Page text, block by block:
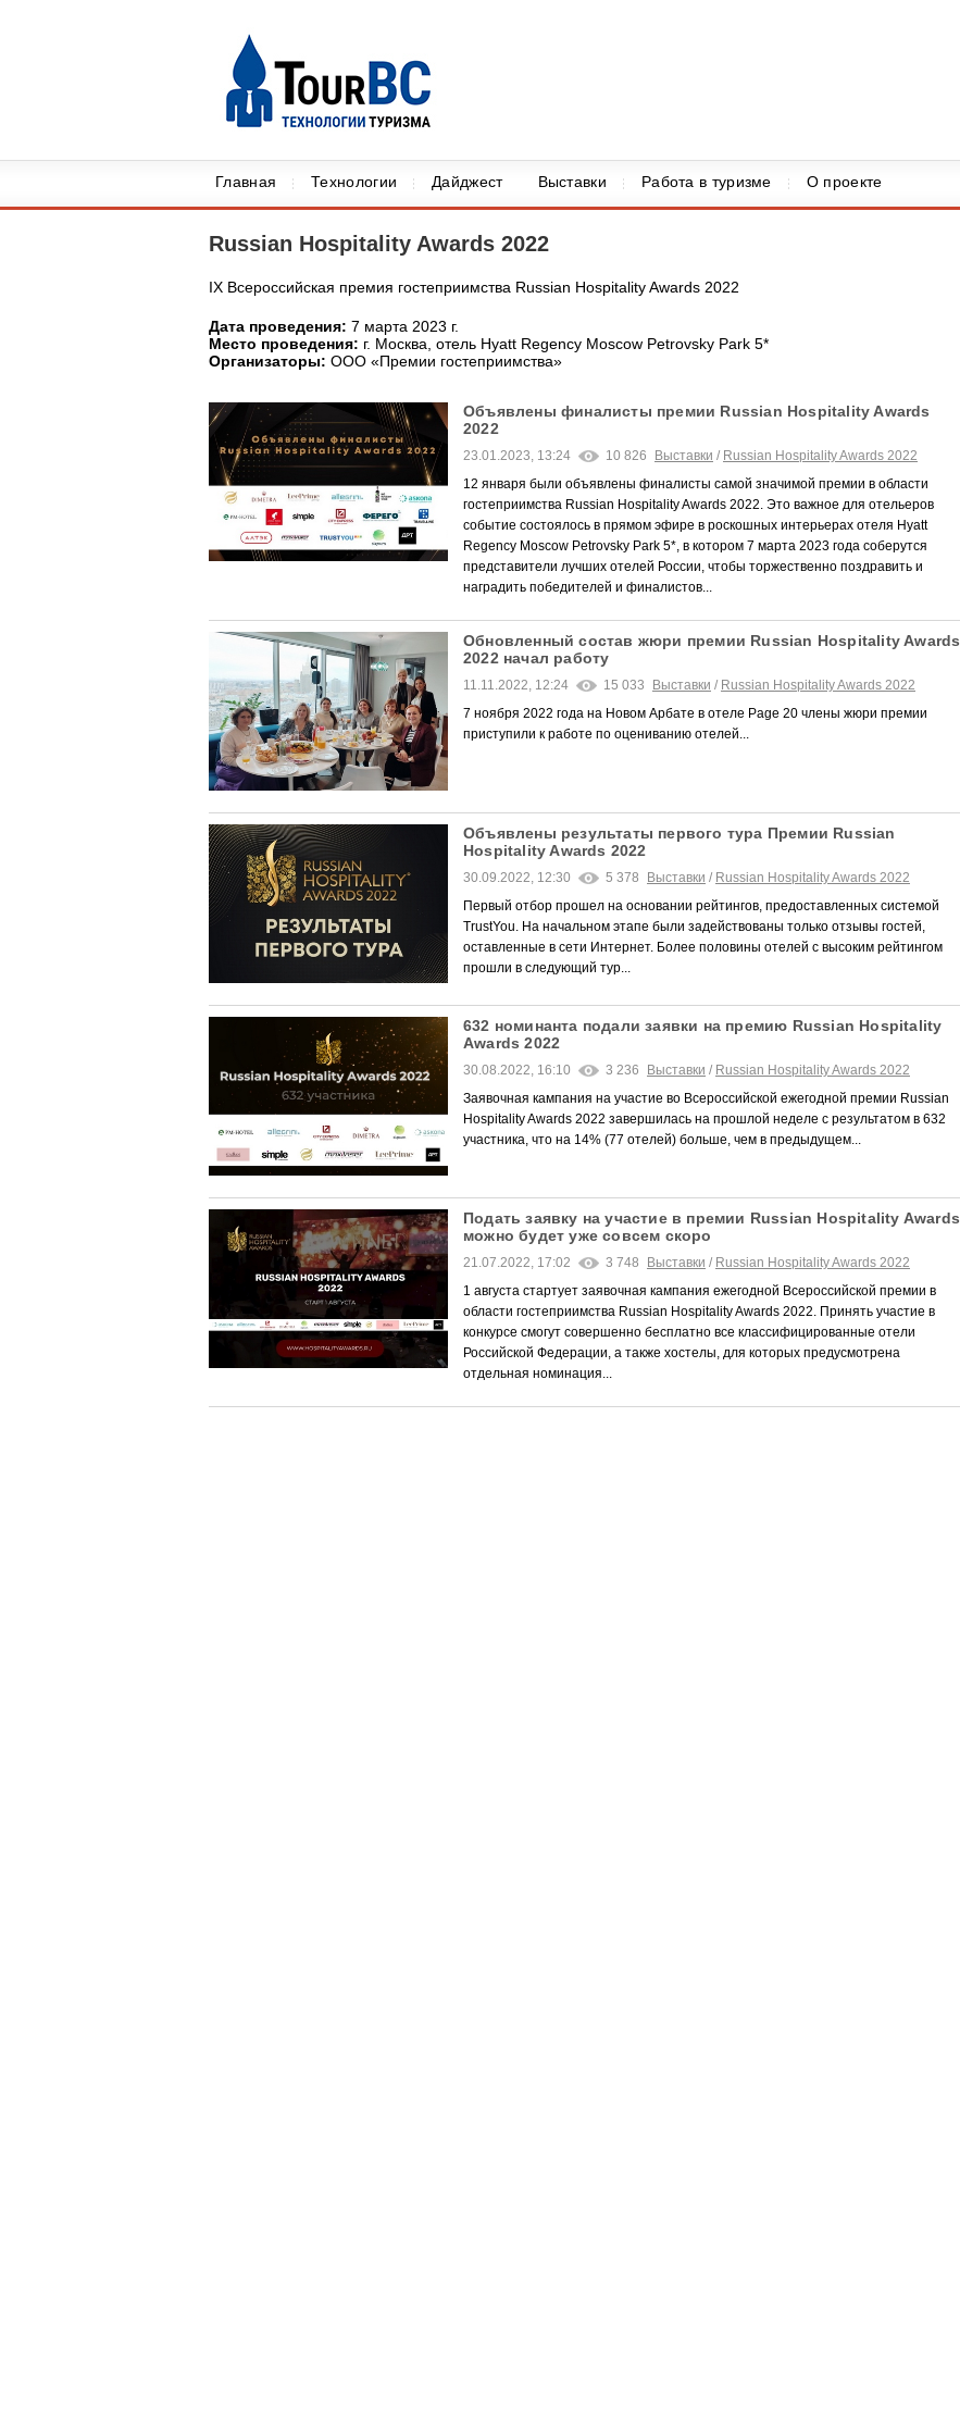
Главная Технологии Дайджест Выставки Работа в туризме О проекте
Russian Hospitality Awards 2022
IX Всероссийская премия гостеприимства Russian Hospitality Awards 2022
Дата проведения: 7 марта 2023 г.
Место проведения: г. Москва, отель Hyatt Regency Moscow Petrovsky Park 5*
Организаторы: ООО «Премии гостеприимства»
Объявлены финалисты премии Russian Hospitality Awards
2022
23.01.2023, 13:24 10 826 Выставки / Russian Hospitality Awards 2022
12 января были объявлены финалисты самой значимой премии в области
гостеприимства Russian Hospitality Awards 2022. Это важное для отельеров
событие состоялось в прямом эфире в роскошных интерьерах отеля Hyatt
Regency Moscow Petrovsky Park 5*, в котором 7 марта 2023 года соберутся
представители лучших отелей России, чтобы торжественно поздравить и
наградить победителей и финалистов...
Обновленный состав жюри премии Russian Hospitality Awards
2022 начал работу
11.11.2022, 12:24 15 033 Выставки / Russian Hospitality Awards 2022
7 ноября 2022 года на Новом Арбате в отеле Page 20 члены жюри премии
приступили к работе по оцениванию отелей...
Объявлены результаты первого тура Премии Russian
Hospitality Awards 2022
30.09.2022, 12:30 5 378 Выставки / Russian Hospitality Awards 2022
Первый отбор прошел на основании рейтингов, предоставленных системой
TrustYou. На начальном этапе были задействованы только отзывы гостей,
оставленные в сети Интернет. Более половины отелей с высоким рейтингом
прошли в следующий тур...
632 номинанта подали заявки на премию Russian Hospitality
Awards 2022
30.08.2022, 16:10 3 236 Выставки / Russian Hospitality Awards 2022
Заявочная кампания на участие во Всероссийской ежегодной премии Russian
Hospitality Awards 2022 завершилась на прошлой неделе с результатом в 632
участника, что на 14% (77 отелей) больше, чем в предыдущем...
Подать заявку на участие в премии Russian Hospitality Awards
можно будет уже совсем скоро
21.07.2022, 17:02 3 748 Выставки / Russian Hospitality Awards 2022
1 августа стартует заявочная кампания ежегодной Всероссийской премии в
области гостеприимства Russian Hospitality Awards 2022. Принять участие в
конкурсе смогут совершенно бесплатно все классифицированные отели
Российской Федерации, а также хостелы, для которых предусмотрена
отдельная номинация...